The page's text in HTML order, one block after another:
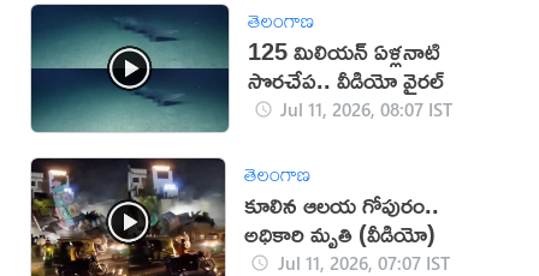
తెలంగాణ
125 మిలియన్ ఏళ్లనాటి
సొరచేప.. వీడియో వైరల్
Jul 11, 2026, 08:07 IST
తెలంగాణ
కూలిన ఆలయ గోపురం..
అధికారి మృతి (వీడియో)
Jul 11, 2026, 07:07 IST